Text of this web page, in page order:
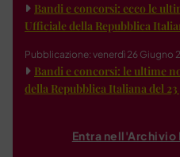
Bandi e concorsi: ecco le
Ufficiale della Repubblica
Pubblicazione: venerdì 26 Giugno
Bandi e concorsi: le ultime
della Repubblica Italiana del
Entra nell'Archivio